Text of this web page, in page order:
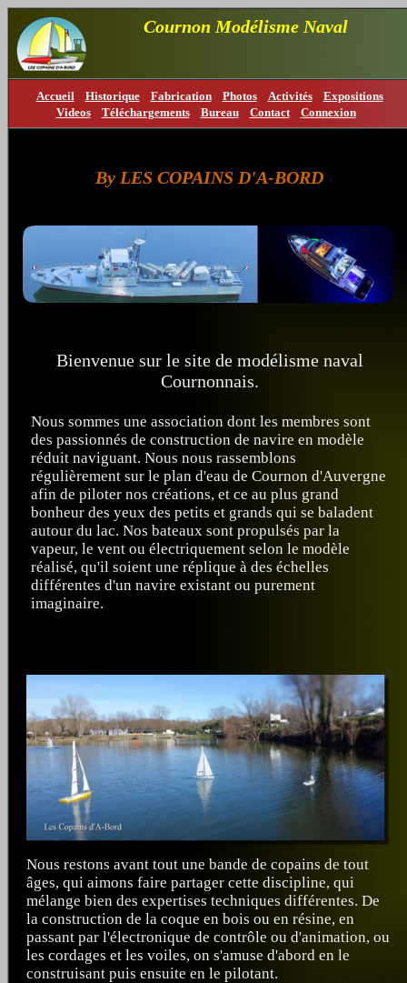
Cournon Modélisme Naval
Accueil Historique Fabrication Photos Activités
Expositions
Videos
Téléchargements Bureau Contact Connexion
By LES COPAINS D'A-BORD
Bienvenue sur le site de modélisme naval
Cournonnais.
Nous sommes une association dont les membres sont
des passionnés de construction de navire en modèle
réduit naviguant. Nous nous rassemblons
régulièrement sur le plan d'eau de Cournon d'Auvergne
afin de piloter nos créations, et ce au plus grand
bonheur des yeux des petits et grands qui se baladent
autour du lac. Nos bateaux sont propulsés par la
vapeur, le vent ou électriquement selon le modèle
réalisé, qu'il soient une réplique à des échelles
différentes d'un navire existant ou purement
imaginaire.
Nous restons avant tout une bande de copains de tout
âges, qui aimons faire partager cette discipline, qui
mélange bien des expertises techniques différentes. De
la construction de la coque en bois ou en résine, en
passant par l'électronique de contrôle ou d'animation, ou
les cordages et les voiles, on s'amuse d'abord en le
construisant puis ensuite en le pilotant.